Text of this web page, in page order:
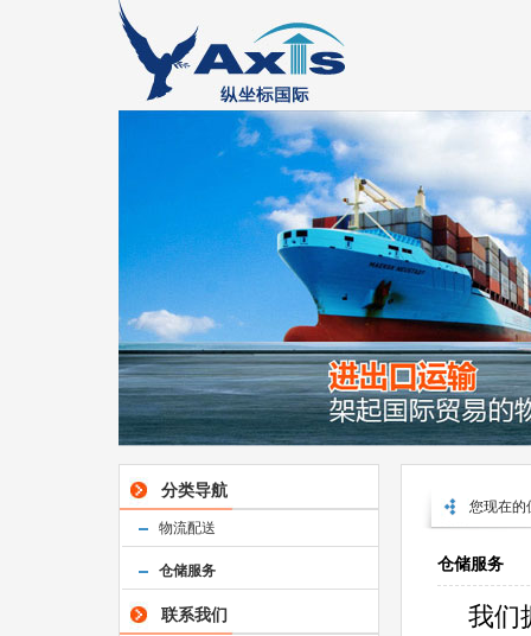
分类导航
物流配送
仓储服务
联系我们
您现在的
仓储服务
我们